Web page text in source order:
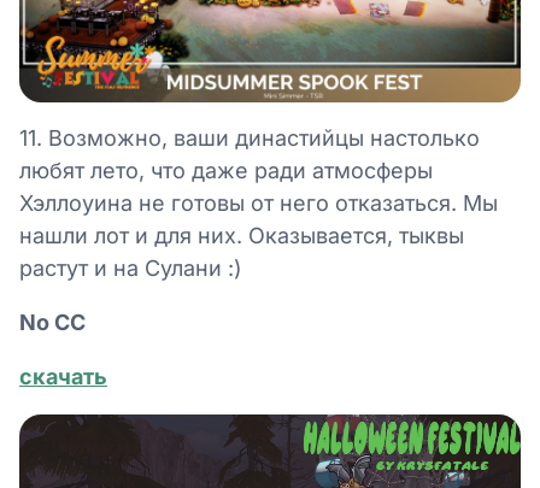
11. Возможно, ваши династийцы настолько
любят лето, что даже ради атмосферы
Хэллоуина не готовы от него отказаться. Мы
нашли лот и для них. Оказывается, тыквы
растут и на Сулани :)
No СС
скачать